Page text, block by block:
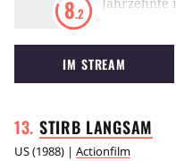
8.2
Schatten
IM STREAM
STIRB LANGSAM
US(1988) | Actionfilm